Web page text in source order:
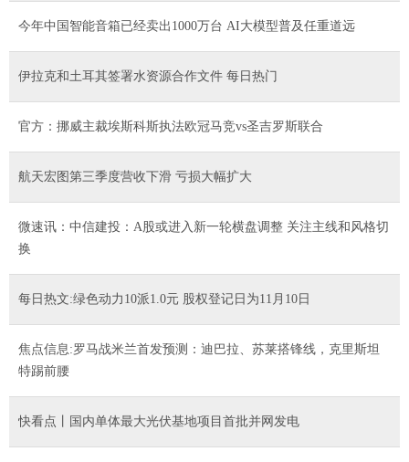
今年中国智能音箱已经卖出1000万台 AI大模型普及任重道远
伊拉克和土耳其签署水资源合作文件 每日热门
官方：挪威主裁埃斯科斯执法欧冠马竞vs圣吉罗斯联合
航天宏图第三季度营收下滑 亏损大幅扩大
微速讯：中信建投：A股或进入新一轮横盘调整 关注主线和风格切
换
每日热文:绿色动力10派1.0元 股权登记日为11月10日
焦点信息:罗马战米兰首发预测：迪巴拉、苏莱搭锋线，克里斯坦
特踢前腰
快看点丨国内单体最大光伏基地项目首批并网发电